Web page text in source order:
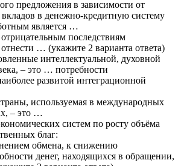
предложения в зависимости от
в денежно-кредитную систему
является …
последствиям
… (укажите 2 варианта ответа)
интеллектуальной, духовной
– это … потребности
развитой интеграционной
используемая в международных
– это …
систем по росту объёма
благ:
обмена, к снижению
денег, находящихся в обращении,